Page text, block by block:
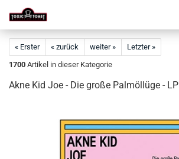
« Erster « zurück weiter »
Letzter »
1700 Artikel in dieser Kategorie
Akne Kid Joe - Die große Palmöllüge - LP